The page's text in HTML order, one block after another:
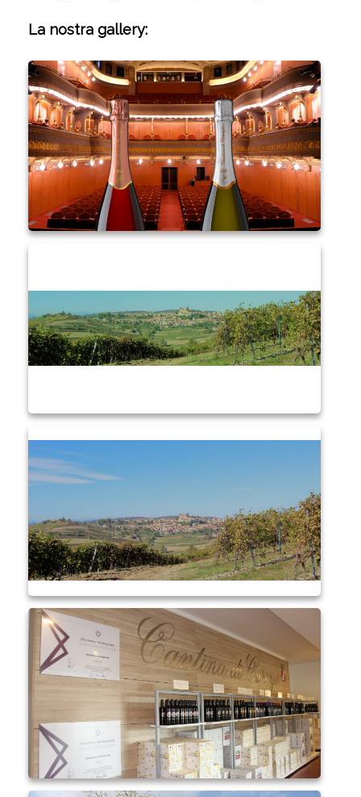
La nostra gallery: